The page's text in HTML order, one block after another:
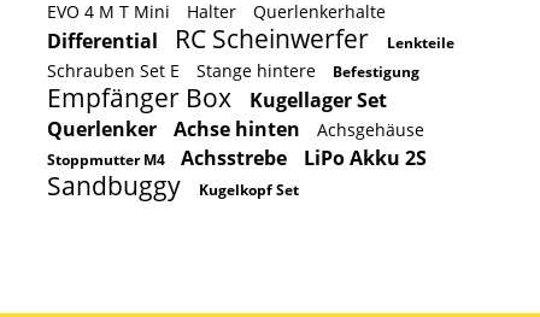
EVO 4 M T Mini
Halter Querlenkerhalte
Differential RC Scheinwerfer Lenkteile
Schrauben Set E Stange hintere Befestigung
Empfänger Box
Kugellager Set
Querlenker
Achse hinten Achsgehäuse
Stoppmutter M4 Achsstrebe LiPo Akku 2S
Sandbuggy Kugelkopf Set